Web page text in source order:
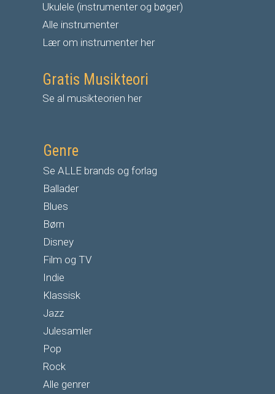
Ukulele (instrumenter og bøger)
Alle instrumenter
Lær om instrumenter her
Gratis Musikteori
Se al musikteorien her
Genre
Se ALLE brands og forlag
Ballader
Blues
Børn
Disney
Film og TV
Indie
Klassisk
Jazz
Julesamler
Pop
Rock
Alle genrer